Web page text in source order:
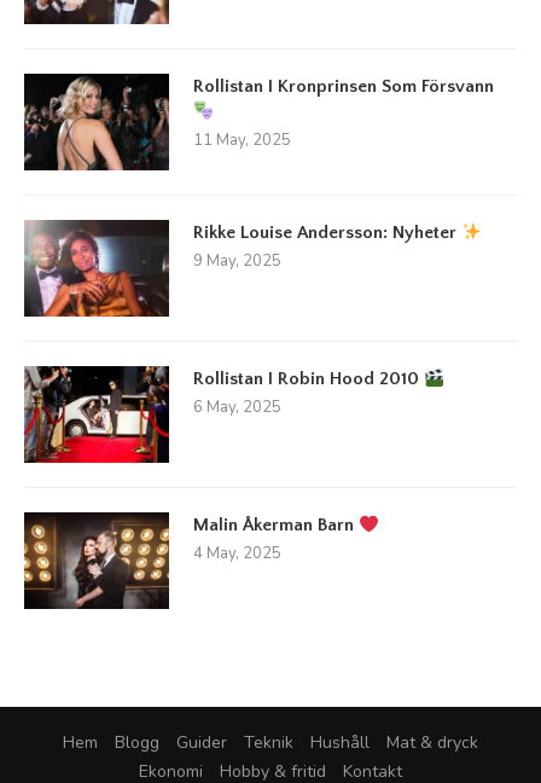
Rollistan I Kronprinsen Som Försvann
11 May, 2025
Rikke Louise Andersson: Nyheter
9 May, 2025
Rollistan I Robin Hood 2010
6 May, 2025
Malin Åkerman Barn
4 May, 2025
Hem Blogg Guider Teknik Hushåll
Mat & dryck
Ekonomi
Hobby & fritid Kontakt